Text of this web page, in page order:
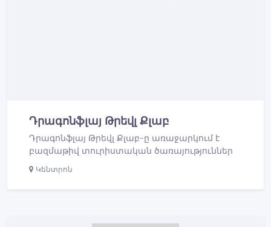
Դրագոնֆլայ Թրեվլ Քլաբ
Դրագոնֆլայ Թրեվլ Քլաբ-ը առաջարկում է
բազմաթիվ տուրիստական ծառայություններ
Կենտրոն